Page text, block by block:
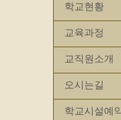
학교현황
교육과정
교직원소개
오시는길
학교시설예